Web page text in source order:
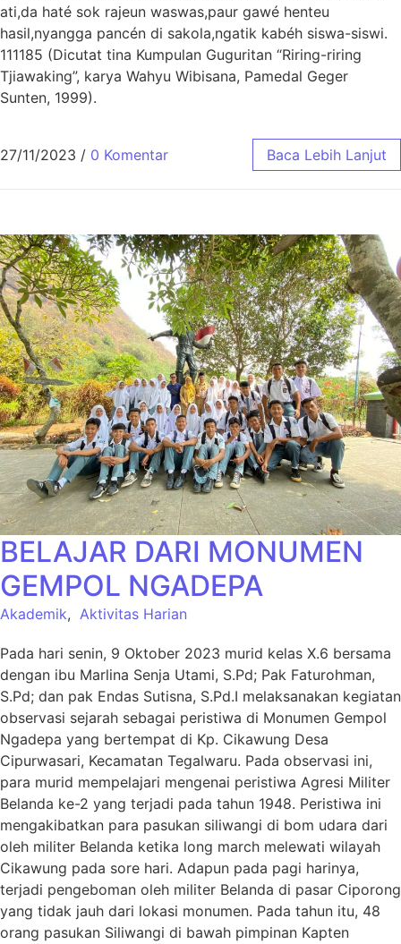
ati,da haté sok rajeun waswas,paur gawé henteu
hasil,nyangga pancén di sakola,ngatik kabéh siswa-siswi.
111185 (Dicutat tina Kumpulan Guguritan “Riring-riring
Tjiawaking”, karya Wahyu Wibisana, Pamedal Geger
Sunten, 1999).
27/11/2023 / 0 Komentar Baca Lebih Lanjut
BELAJAR DARI MONUMEN
GEMPOL NGADEPA
Akademik, Aktivitas Harian
Pada hari senin, 9 Oktober 2023 murid kelas X.6 bersama
dengan ibu Marlina Senja Utami, S.Pd; Pak Faturohman,
S.Pd; dan pak Endas Sutisna, S.Pd.I melaksanakan kegiatan
observasi sejarah sebagai peristiwa di Monumen Gempol
Ngadepa yang bertempat di Kp. Cikawung Desa
Cipurwasari, Kecamatan Tegalwaru. Pada observasi ini,
para murid mempelajari mengenai peristiwa Agresi Militer
Belanda ke-2 yang terjadi pada tahun 1948. Peristiwa ini
mengakibatkan para pasukan siliwangi di bom udara dari
oleh militer Belanda ketika long march melewati wilayah
Cikawung pada sore hari. Adapun pada pagi harinya,
terjadi pengeboman oleh militer Belanda di pasar Ciporong
yang tidak jauh dari lokasi monumen. Pada tahun itu, 48
orang pasukan Siliwangi di bawah pimpinan Kapten